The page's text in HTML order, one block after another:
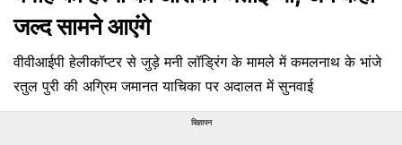
जल्द सामने आएंगे
वीवीआईपी हेलीकॉप्टर से जुड़े मनी लॉड्रिंग के मामले में कमलनाथ के भांजे
रतुल पुरी की अग्रिम जमानत याचिका पर अदालत में सुनवाई
विज्ञापन